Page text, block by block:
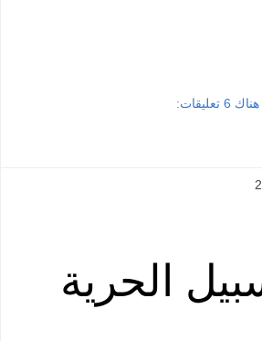
هناك 6 تعليقات:
الحرية